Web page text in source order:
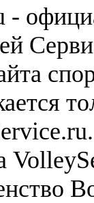
-